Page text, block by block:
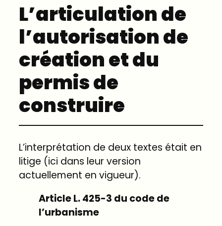
L’articulation de
l’autorisation de
création et du
permis de
construire
L’interprétation de deux textes était en
litige (ici dans leur version
actuellement en vigueur).
Article L. 425-3 du code de
l’urbanisme